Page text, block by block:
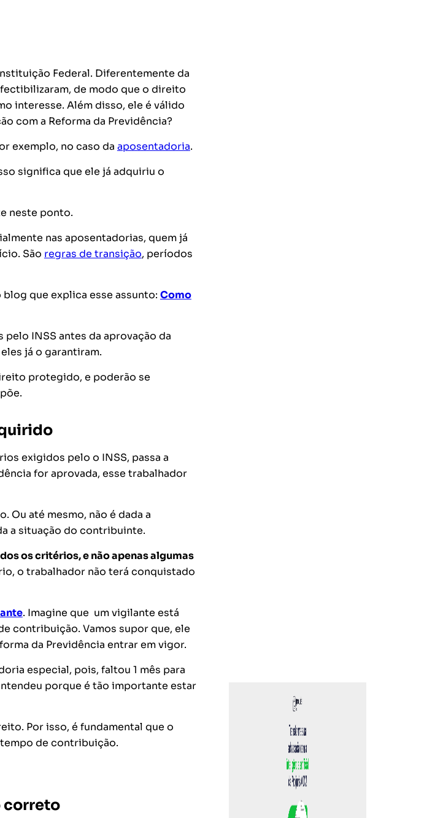
Federal. Diferentemente da
de modo que o direito
interesse. Além disso, ele é válido
com a Reforma da Previdência?
exemplo, no caso da aposentadoria.
significa que ele já adquiriu o
neste ponto.
nas aposentadorias, quem já
São regras de transição, períodos
blog que explica esse assunto: Como
INSS antes da aprovação da
já o garantiram.
protegido, e poderão se
exigidos pelo o INSS, passa a
for aprovada, esse trabalhador
Ou até mesmo, não é dada a
a situação do contribuinte.
os critérios, e não apenas algumas
o trabalhador não terá conquistado
. Imagine que um vigilante está
contribuição. Vamos supor que, ele
da Previdência entrar em vigor.
especial, pois, faltou 1 mês para
porque é tão importante estar
Por isso, é fundamental que o
de contribuição.
correto